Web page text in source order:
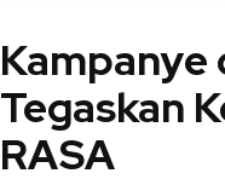
Kampanye
Tegaskan
RASA